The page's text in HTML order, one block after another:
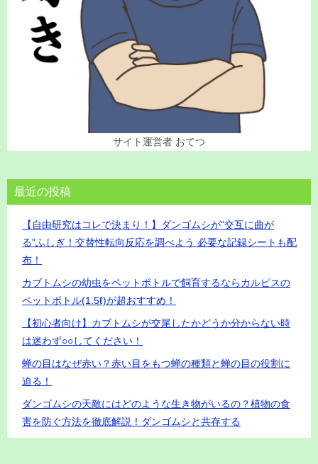
サイト運営者 おてつ
最近の投稿
【自由研究はコレで決まり！】ダンゴムシが“交互に曲が
る”ふしぎ！交替性転向反応を調べよう 必要な記録シートも配
布！
カブトムシの幼虫をペットボトルで飼育するならカルピスの
ペットボトル(1.5ℓ)が超おすすめ！
【初心者向け】カブトムシが交尾したかどうか分からない時
は迷わず○○してください！
蝉の目はなぜ赤い？赤い目をもつ蝉の種類と蝉の目の役割に
迫る！
ダンゴムシの天敵にはどのような生き物がいるの？植物の食
害を防ぐ方法を徹底解説！ダンゴムシと共存する